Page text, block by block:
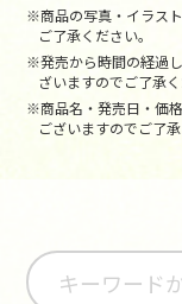
※商品の写真・イラス
ご了承ください。
※発売から時間の経過
ざいますのでご了承く
※商品名・発売日・価
ございますのでご了承